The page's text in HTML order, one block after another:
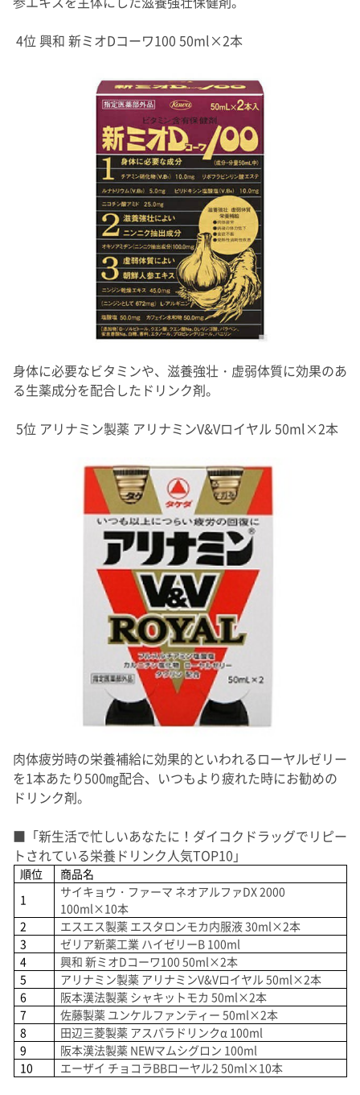
4位 興和 新ミオDコーワ100 50ml×2本
身体に必要なビタミンや、滋養強壮・虚弱体質に効果のあ
る生薬成分を配合したドリンク剤。
5位 アリナミン製薬 アリナミンV&Vロイヤル 50ml×2本
肉体疲労時の栄養補給に効果的といわれるローヤルゼリー
を1本あたり500㎎配合、いつもより疲れた時にお勧めの
ドリンク剤。
■「新生活で忙しいあなたに！ダイコクドラッグでリピー
トされている栄養ドリンク人気TOP10」
順位
商品名
1
サイキョウ・ファーマ ネオアルファDX 2000
100ml×10本
2
エスエス製薬 エスタロンモカ内服液30ml×2本
3
ゼリア新薬工業 ハイゼリーB 100ml
4
興和 新ミオDコーワ100 50ml×2本
5
アリナミン製薬 アリナミンV&Vロイヤル50ml×2本
6
阪本漢法製薬 シャキットモカ 50ml×2本
7
佐藤製薬 ユンケルファンティー 50ml×2本
8
田辺三菱製薬 アスパラドリンクα 100ml
9
阪本漢法製薬NEWマムシグロン 100ml
10
エーザイ チョコラBBローヤル2 50ml×10本